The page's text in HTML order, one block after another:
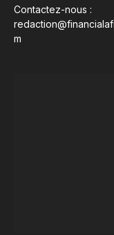
Contactez-nous :
m